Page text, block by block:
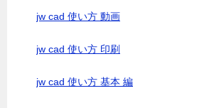
jw cad 使い方 動画
jw cad 使い方 印刷
jw cad 使い方 基本 編